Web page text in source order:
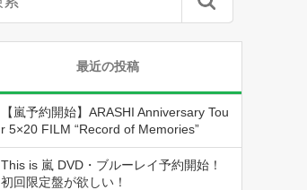
最近の投稿
【嵐予約開始】ARASHI Anniversary Tou
r 5×20 FILM “Record of Memories”
This is 嵐 DVD・ブルーレイ予約開始！
初回限定盤が欲しい！